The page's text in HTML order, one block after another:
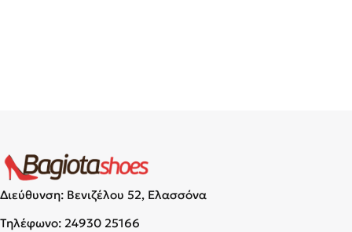
Διεύθυνση: Βενιζέλου 52, Ελασσόνα
Τηλέφωνο: 24930 25166